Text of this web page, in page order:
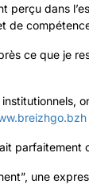
perçu dans
de
ce que je
parfaitement
une